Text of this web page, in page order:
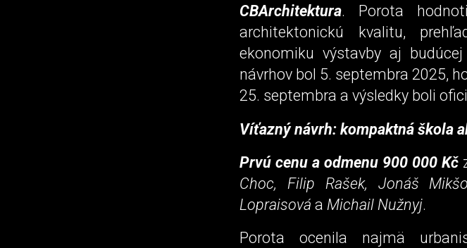
CBArchitektura. Porota
architektonickú kvalitu,
ekonomiku výstavby aj
návrhov bol 5. septembra 2025,
25. septembra a výsledky boli
Víťazný návrh: kompaktná škola
Prvú cenu a odmenu 900 000 Kč
Choc, Filip Rašek, Jonáš
Lopraisová a Michail Nužnyj.
Porota ocenila najmä